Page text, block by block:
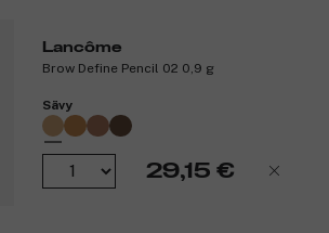
Lancôme
Brow Define Pencil 02 0,9 g
Sävy
29,15 €